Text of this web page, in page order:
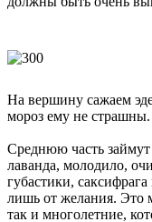
На вершину сажаем
мороз ему не страшны.
Среднюю часть
лаванда, молодило,
губастики,
лишь от желания. Это
так и многолетние,